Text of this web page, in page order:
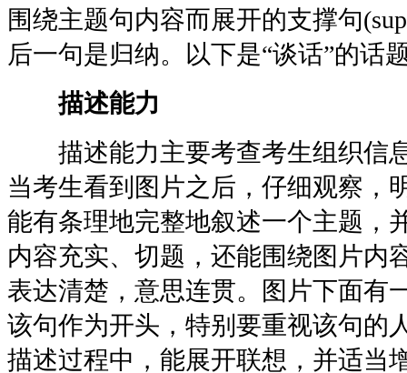
围绕主题句内容而展开的支撑句
后一句是归纳。以下是“谈话”的话
描述能力
描述能力主要考查考生组织信
当考生看到图片之后，仔细观察，
能有条理地完整地叙述一个主题，
内容充实、切题，还能围绕图片内
表达清楚，意思连贯。图片下面有
该句作为开头，特别要重视该句的
描述过程中，能展开联想，并适当